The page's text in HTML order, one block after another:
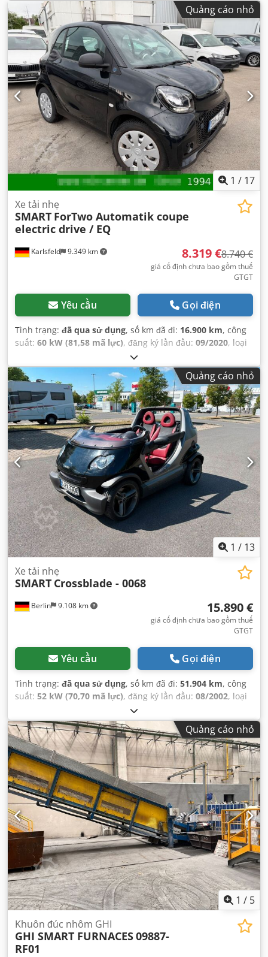
Quảng cáo nhỏ
1 / 17
Karlsfeld 9.349 km
Xe tải nhẹ
SMART ForTwo Automatik coupe
electric drive / EQ
8.319 €8.740 €
giá cố định chưa bao gồm thuế
GTGT
Yêu cầu Gọi điện
Tình trạng: đã qua sử dụng, số km đã đi: 16.900 km, công
suất: 60 kW (81,58 mã lực), đăng ký lần đầu: 09/2020, loại
, kiểm định tiếp theo (TÜV):
sắc:đen, loại truyền động bánh răng:tự động, hạng mục
khí thải:Euro 6 , số chỗ ngồi:2, Thiết bị:ABS, bảo hành xe
đã qua sử dụng, chương trình cân bằng điện tử (ESP), hệ
thống chống trộm (immobilizer), khóa trung tâm, điều
hòa không khí,
Quảng cáo nhỏ
1 / 13
Berlin 9.108 km
Xe tải nhẹ
SMART Crossblade - 0068
15.890 €
giá cố định chưa bao gồm thuế
GTGT
Yêu cầu Gọi điện
Tình trạng: đã qua sử dụng, số km đã đi: 51.904 km, công
suất: 52 kW (70,70 mã lực), đăng ký lần đầu: 08/2002, loại
, kiểm định tiếp theo (TÜV):
sắc:đen, loại truyền động bánh răng:tự động, hạng mục
khí thải:Euro 3, số chỗ ngồi:2, Thiết bị:ABS, hệ thống
chống trộm (immobilizer),
Quảng cáo nhỏ
1 / 5
Khuôn đúc nhôm GHI
GHI SMART FURNACES09887-
RF01